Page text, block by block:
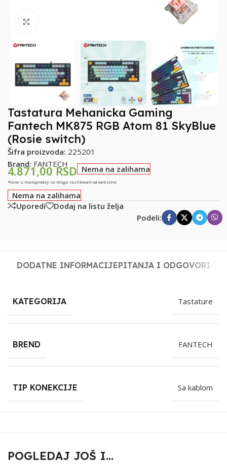
Tastatura Mehanicka Gaming
Fantech MK875 RGB Atom 81 SkyBlue
(Rosie switch)
Šifra proizvoda: 225201
Brand: FANTECH
4.871,00RSD Nema na zalihama
*Cene u maloprodaji se mogu razlikovati od web cena
Nema na zalihama
Uporedi
Dodaj na listu želja
Podeli:
DODATNE INFORMACIJEPITANJA I ODGOVORI
KATEGORIJA Tastature
BREND FANTECH
TIP KONEKCIJE Sa kablom
POGLEDAJ JOŠ I...